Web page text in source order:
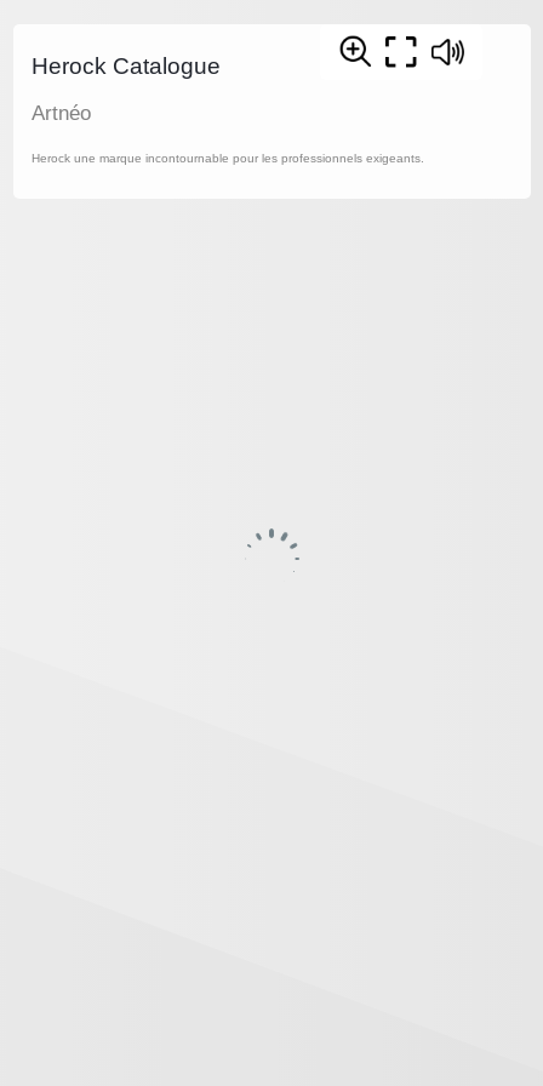
Herock Catalogue
Artnéo
Herock une marque incontournable pour les professionnels exigeants.